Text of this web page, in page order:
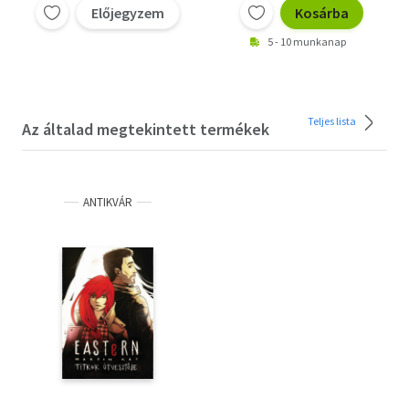
Előjegyzem Kosárba
5 - 10 munkanap
Az általad megtekintett termékek Teljes lista
ANTIKVÁR